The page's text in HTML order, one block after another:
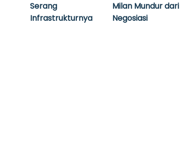
Serang
Infrastrukturnya
Milan Mundur dari
Negosiasi